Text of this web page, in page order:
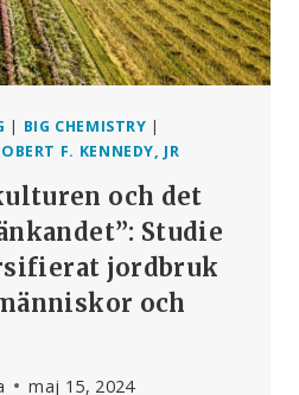
| BIG CHEMISTRY |
F. KENNEDY, JR
och det
Studie
jordbruk
och
maj 15, 2024